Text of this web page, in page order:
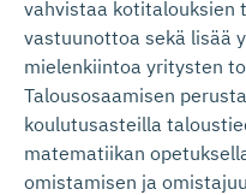
vahvistaa kotitalouksien
vastuunottoa sekä lisää
mielenkiintoa yritysten
Talousosaamisen
koulutusasteilla
matematiikan
omistamisen ja